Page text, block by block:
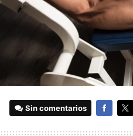
Sin comentarios